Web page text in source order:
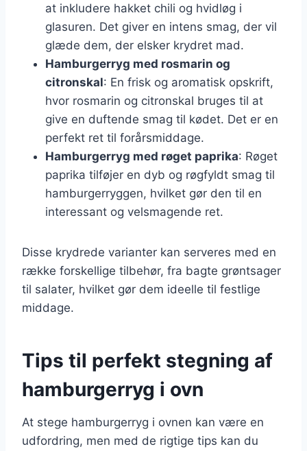
at inkludere hakket chili og hvidløg i
glasuren. Det giver en intens smag, der vil
glæde dem, der elsker krydret mad.
Hamburgerryg med rosmarin og
citronskal: En frisk og aromatisk opskrift,
hvor rosmarin og citronskal bruges til at
give en duftende smag til kødet. Det er en
perfekt ret til forårsmiddage.
Hamburgerryg med røget paprika: Røget
paprika tilføjer en dyb og røgfyldt smag til
hamburgerryggen, hvilket gør den til en
interessant og velsmagende ret.
Disse krydrede varianter kan serveres med en
række forskellige tilbehør, fra bagte grøntsager
til salater, hvilket gør dem ideelle til festlige
middage.
Tips til perfekt stegning af
hamburgerryg i ovn
At stege hamburgerryg i ovnen kan være en
udfordring, men med de rigtige tips kan du